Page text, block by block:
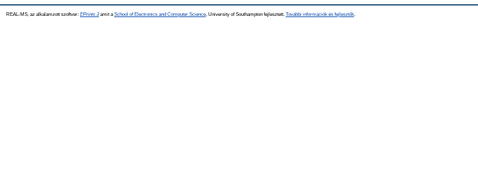
REAL-MS, az alkalamzott szoftver: EPrints 3amit a School of Electronics and Computer Science , University of Southampton fejlesztett. További információk és fejlesztők